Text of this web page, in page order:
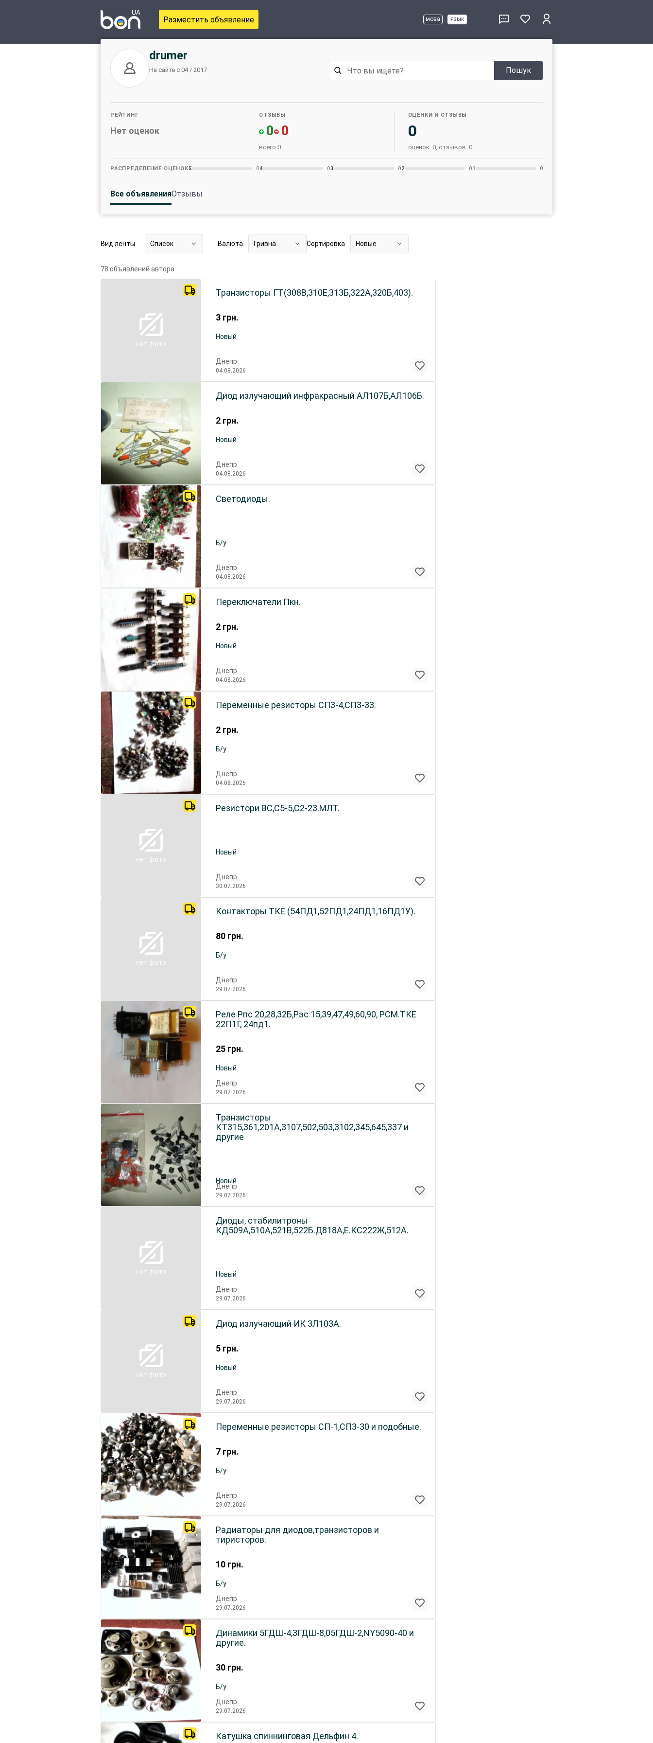
Разместить объявление мова язык
drumer
На сайте с 04 / 2017
РЕЙТИНГ
Нет оценок
ОТЗЫВЫ
0 0
всего 0
ОЦЕНКИ И ОТЗЫВЫ
0
оценок: 0, отзывов: 0
РАСПРЕДЕЛЕНИЕ ОЦЕНОК5 04 03 02 01 0
Пошук
Все объявленияОтзывы
Вид ленты Список Валюта Гривна Сортировка Новые
78 объявлений автора
нет фото
3 грн.
Транзисторы ГТ(308В,310Е,313Б,322А,320Б,403).
Новый
Днепр
04.08.2026
2 грн.
Диод излучающий инфракрасный АЛ107Б,АЛ106Б.
Новый
Днепр
04.08.2026
Светодиоды.
Б/у
Днепр
04.08.2026
2 грн.
Переключатели Пкн.
Новый
Днепр
04.08.2026
2 грн.
Переменные резисторы СП3-4,СП3-33.
Б/у
Днепр
04.08.2026
нет фото
Резистори ВС,С5-5,С2-23.МЛТ.
Новый
Днепр
30.07.2026
нет фото
80 грн.
Контакторы ТКЕ (54ПД1,52ПД1,24ПД1,16ПД1У).
Б/у
Днепр
29.07.2026
25 грн.
Реле Рпс 20,28,32Б,Рэс 15,39,47,49,60,90, РСМ.ТКЕ
22П1Г, 24пд1.
Новый
Днепр
29.07.2026
Транзисторы
КТ315,361,201А,3107,502,503,3102,345,645,337 и
другие
Новый
Днепр
29.07.2026
нет фото
Диоды, стабилитроны
КД509А,510А,521В,522Б.Д818А,Е.КС222Ж,512А.
Новый
Днепр
29.07.2026
нет фото
5 грн.
Диод излучающий ИК 3Л103А.
Новый
Днепр
29.07.2026
7 грн.
Переменные резисторы СП-1,СП3-30 и подобные.
Б/у
Днепр
29.07.2026
10 грн.
Радиаторы для диодов,транзисторов и
тиристоров.
Б/у
Днепр
29.07.2026
30 грн.
Динамики 5ГДШ-4,3ГДШ-8,05ГДШ-2,NY5090-40 и
другие.
Б/у
Днепр
29.07.2026
Катушка спиннинговая Дельфин 4.